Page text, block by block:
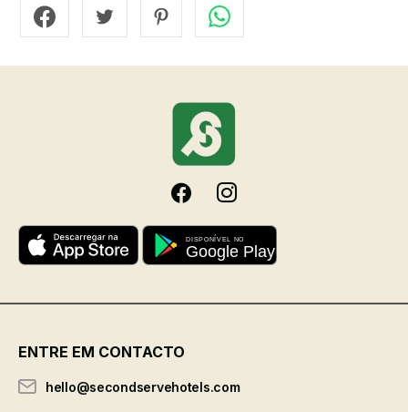
ENTRE EM CONTACTO
hello@secondservehotels.com